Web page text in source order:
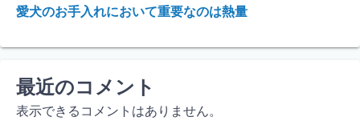
愛犬のお手入れにおいて重要なのは熱量
最近のコメント
表示できるコメントはありません。